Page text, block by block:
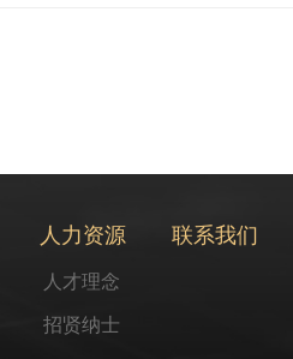
人力资源
人才理念
招贤纳士
联系我们